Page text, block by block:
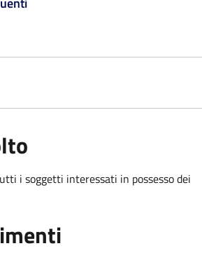
i soggetti interessati in possesso dei